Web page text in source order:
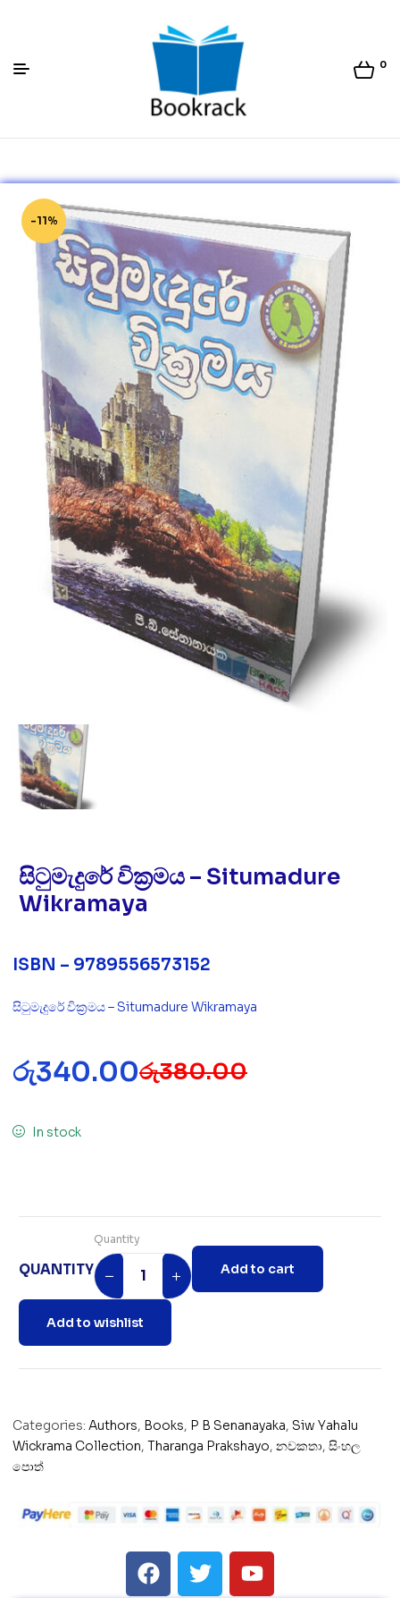
Bookrack.lk
0
-11%
සිටුමැදුරේ වික්‍රමය – Situmadure
Wikramaya
ISBN – 9789556573152
සිටුමැදුරේ වික්‍රමය – Situmadure Wikramaya
රු380.00
රු340.00
In stock
QUANTITY
Quantity
Add to cart
Add to wishlist
Categories: Authors, Books, P B Senanayaka, Siw Yahalu
Wickrama Collection, Tharanga Prakshayo, නවකතා, සිංහල
පොත්